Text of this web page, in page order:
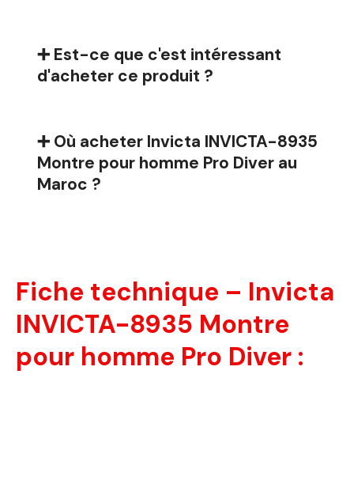
➕ Est-ce que c'est intéressant
d'acheter ce produit ?
➕ Où acheter Invicta INVICTA-8935
Montre pour homme Pro Diver au
Maroc ?
Fiche technique – Invicta
INVICTA-8935 Montre
pour homme Pro Diver :